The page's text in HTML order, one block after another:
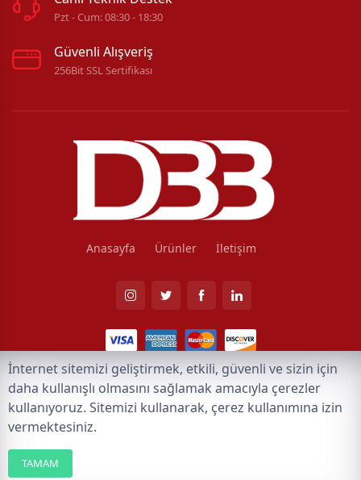
Pzt - Cum: 08:30 - 18:30
Güvenli Alışveriş
256Bit SSL Sertifikası
Anasayfa Ürünler İletişim
©2026, Tüm Hakları DBB Mühendislik Elektrik Taahhüt İnşaat Ticaret
Limited Şirketi aittir.
Tasarım ve Yazılım:
AMERKEZ WEB Tasarım Yazılım ve
Teknoloji
İnternet sitemizi geliştirmek, etkili, güvenli ve sizin için
daha kullanışlı olmasını sağlamak amacıyla çerezler
kullanıyoruz. Sitemizi kullanarak, çerez kullanımına izin
vermektesiniz.
TAMAM